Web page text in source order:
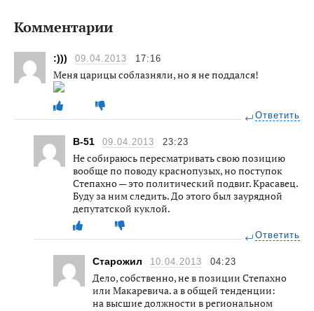
Комментарии
:))) 09.04.2013 17:16
Меня царицы соблазняли, но я не поддался!
Ответить
B-51 09.04.2013 23:23
Не собираюсь пересматривать свою позицию
вообще по поводу краснопузых, но поступок
Степахно — это политический подвиг. Красавец.
Буду за ним следить. До этого был заурядной
депутатской куклой.
Ответить
Старожил 10.04.2013 04:23
Дело, собственно, не в позиции Степахно
или Макаревича. а в общей тенденции:
на высшие должности в региональном